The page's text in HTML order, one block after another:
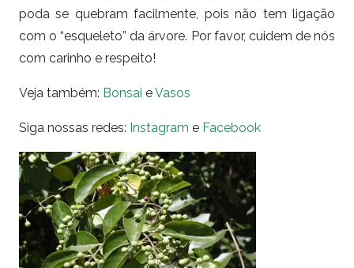
poda se quebram facilmente, pois não tem ligação
com o “esqueleto” da árvore. Por favor, cuidem de nós
com carinho e respeito!
Veja também: Bonsai eVasos
Siga nossas redes: Instagram e Facebook